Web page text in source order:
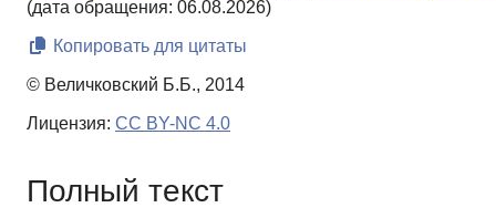
(дата обращения: 06.08.2026)
Копировать для цитаты
© Величковский Б.Б., 2014
Лицензия: CC BY-NC 4.0
Полный текст